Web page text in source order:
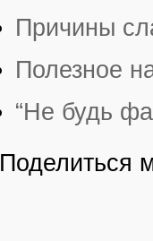
Причины
Полезное
“Не будь
Поделиться